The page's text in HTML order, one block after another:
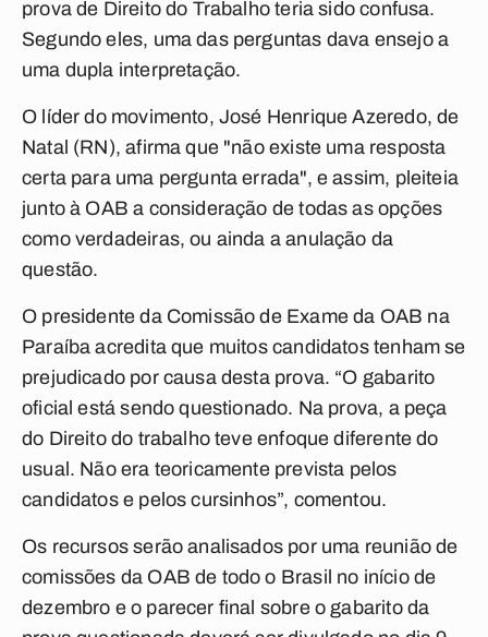
prova de Direito do Trabalho teria sido confusa.
Segundo eles, uma das perguntas dava ensejo a
uma dupla interpretação.
O líder do movimento, José Henrique Azeredo, de
Natal (RN), afirma que "não existe uma resposta
certa para uma pergunta errada", e assim, pleiteia
junto à OAB a consideração de todas as opções
como verdadeiras, ou ainda a anulação da
questão.
O presidente da Comissão de Exame da OAB na
Paraíba acredita que muitos candidatos tenham se
prejudicado por causa desta prova. “O gabarito
oficial está sendo questionado. Na prova, a peça
do Direito do trabalho teve enfoque diferente do
usual. Não era teoricamente prevista pelos
candidatos e pelos cursinhos”, comentou.
Os recursos serão analisados por uma reunião de
comissões da OAB de todo o Brasil no início de
dezembro e o parecer final sobre o gabarito da